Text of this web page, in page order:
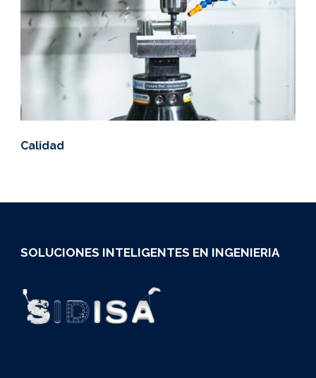
Calidad
SOLUCIONES INTELIGENTES EN INGENIERIA